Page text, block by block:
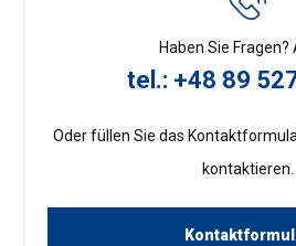
Haben Sie Fragen?
tel.: +48 89
Oder füllen Sie das
kontaktieren.